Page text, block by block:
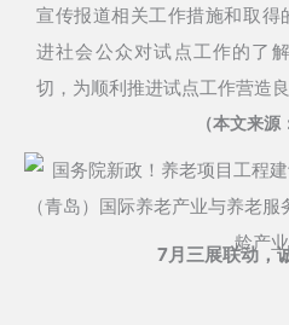
宣传报道相关工作措施和取得
进社会公众对试点工作的了
切，为顺利推进试点工作营造
（本文来
7月三展联动，